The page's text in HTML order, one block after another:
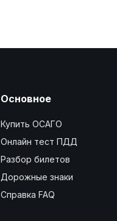
Основное
Купить ОСАГО
Онлайн тест ПДД
Разбор билетов
Дорожные знаки
Справка FAQ